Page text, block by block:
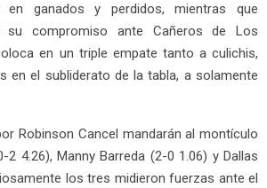
en ganados y perdidos, mientras que
su compromiso ante Cañeros de Los
en un triple empate tanto a culichis,
en el subliderato de la tabla, a solamente
Robinson Cancel mandarán al montículo
2 4.26), Manny Barreda (2-0 1.06) y Dallas
los tres midieron fuerzas ante el